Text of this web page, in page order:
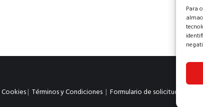
Para
| Términos y Condiciones | Formulario de solicitud de